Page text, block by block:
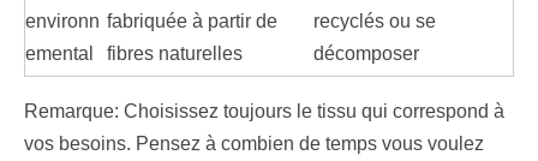
environn
emental
fabriquée à partir de
fibres naturelles
recyclés ou se
décomposer
Remarque: Choisissez toujours le tissu qui correspond à
vos besoins. Pensez à combien de temps vous voulez